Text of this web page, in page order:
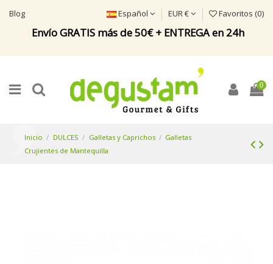
Blog
Envío GRATIS más de 50€ + ENTREGA en 24h
Español EUR € Favoritos (0)
0
Inicio DULCES Galletas y Caprichos
Galletas
Crujientes de Mantequilla